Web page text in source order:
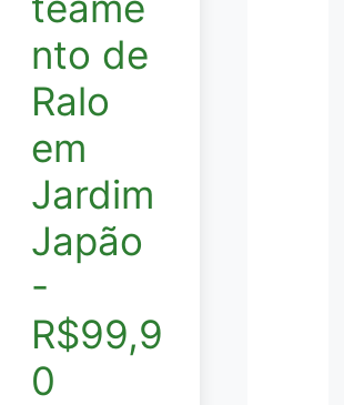
nto de
Ralo
em
Jardim
Japão
-
R$99,9
0